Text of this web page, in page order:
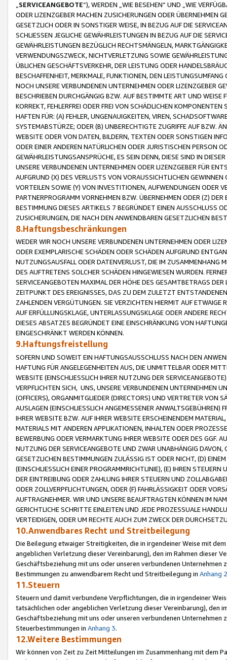
SERVICEANGEBOTE“), WERDEN „WIE BESEHEN“ UND „WIE
ODER LIZENZGEBER MACHEN ZUSICHERUNGEN ODER ÜBERNEHMEN
GESETZLICH ODER IN SONSTIGER WEISE, IN BEZUG AUF DIE
SCHLIESSEN JEGLICHE GEWÄHRLEISTUNGEN IN BEZUG AUF DIE
GEWÄHRLEISTUNGEN BEZÜGLICH RECHTSMÄNGELN,
VERWENDUNGSZWECK, NICHTVERLETZUNG SOWIE
ÜBLICHEN GESCHÄFTSVERKEHR, DER LEISTUNG ODER
BESCHAFFENHEIT, MERKMALE, FUNKTIONEN, DEN
NOCH UNSERE VERBUNDENEN UNTERNEHMEN ODER LIZENZGEBER
BESCHRIEBEN DURCHGÄNGIG BZW. AUF BESTIMMTE ART UND
KORREKT, FEHLERFREI ODER FREI VON SCHÄDLICHEN
HAFTEN FÜR: (A) FEHLER, UNGENAUIGKEITEN, VIREN,
SYSTEMABSTÜRZE; ODER (B) UNBERECHTIGTE ZUGRIFFE AUF BZW.
WEBSITE ODER VON DATEN, BILDERN, TEXTEN ODER SONSTIGEN
ODER EINER ANDEREN NATÜRLICHEN ODER JURISTISCHEN PERSON
GEWÄHRLEISTUNGSANSPRÜCHE, ES SEIN DENN, DIESE SIND IN
UNSERE VERBUNDENEN UNTERNEHMEN ODER LIZENZGEBER FÜR
AUFGRUND (X) DES VERLUSTS VON VORAUSSICHTLICHEN
VORTEILEN SOWIE (Y) VON INVESTITIONEN, AUFWENDUNGEN ODER
PARTNERPROGRAMM VORNEHMEN BZW. ÜBERNEHMEN ODER (Z)
BESTIMMUNG DIESES ARTIKELS 7 BEGRÜNDET EINEN AUSSCHLUSS
ZUSICHERUNGEN, DIE NACH DEN ANWENDBAREN GESETZLICHEN
8.Haftungsbeschränkungen
WEDER WIR NOCH UNSERE VERBUNDENEN UNTERNEHMEN ODER
ODER EXEMPLARISCHE SCHÄDEN ODER SCHÄDEN AUFGRUND
NUTZUNGSAUSFALL ODER DATENVERLUST, DIE IM ZUSAMMENHANG
DES AUFTRETENS SOLCHER SCHÄDEN HINGEWIESEN WURDEN.
SERVICEANGEBOTEN MAXIMAL DER HÖHE DES GESAMTBETRAGS
ZEITPUNKT DES EREIGNISSES, DAS ZU DEM ZULETZT
ZAHLENDEN VERGÜTUNGEN. SIE VERZICHTEN HIERMIT AUF
AUF ERFÜLLUNGSKLAGE, UNTERLASSUNGSKLAGE ODER ANDERE
DIESES ABSATZES BEGRÜNDET EINE EINSCHRÄNKUNG VON
EINGESCHRÄNKT WERDEN KÖNNEN.
9.Haftungsfreistellung
SOFERN UND SOWEIT EIN HAFTUNGSAUSSCHLUSS NACH DEN
HAFTUNG FÜR ANGELEGENHEITEN AUS, DIE UNMITTELBAR ODER
WEBSITE (EINSCHLIESSLICH IHRER NUTZUNG DER
VERPFLICHTEN SICH, UNS, UNSERE VERBUNDENEN UNTERNEHMEN
(OFFICERS), ORGANMITGLIEDER (DIRECTORS) UND VERTRETER VON
AUSLAGEN (EINSCHLIESSLICH ANGEMESSENER
IHRER WEBSITE BZW. AUF IHRER WEBSITE ERSCHEINENDEM
MATERIALS MIT ANDEREN APPLIKATIONEN, INHALTEN ODER
BEWERBUNG ODER VERMARKTUNG IHRER WEBSITE ODER DES GGF.
NUTZUNG DER SERVICEANGEBOTE UND ZWAR UNABHÄNGIG
GESETZLICHEN BESTIMMUNGEN ZULÄSSIG IST ODER NICHT, (D)
(EINSCHLIESSLICH EINER PROGRAMMRICHTLINIE), (E) IHREN
DER EINTREIBUNG ODER ZAHLUNG IHRER STEUERN UND
ODER ZOLLVERPFLICHTUNGEN, ODER (F) FAHRLÄSSIGKEIT ODER
AUFTRAGNEHMER. WIR UND UNSERE BEAUFTRAGTEN KÖNNEN IM
GERICHTLICHE SCHRITTE EINLEITEN UND JEDE PROZESSUALE
VERTEIDIGEN, ODER UM RECHTE AUCH ZUM ZWECK DER
10.Anwendbares Recht und Streitbeilegung
Die Beilegung etwaiger Streitigkeiten, die in irgendeiner Weise mit
angeblichen Verletzung dieser Vereinbarung), den im Rahmen dieser
Geschäftsbeziehung mit uns oder unseren verbundenen
Bestimmungen zu anwendbarem Recht und Streitbeilegung in Anhang 2
11.Steuern
Steuern und damit verbundene Verpflichtungen, die in irgendeiner
tatsächlichen oder angeblichen Verletzung dieser Vereinbarung), den
Geschäftsbeziehung mit uns oder unseren verbundenen
Steuerbestimmungen in Anhang 3.
12.Weitere Bestimmungen
Wir können von Zeit zu Zeit Mitteilungen im Zusammenhang mit dem